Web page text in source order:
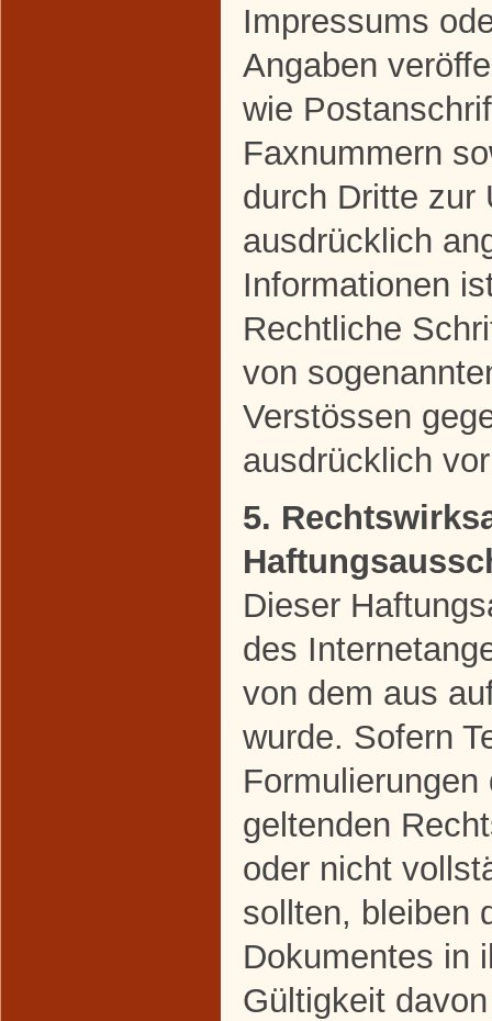
Impressums
Angaben
wie
Faxnummern
durch Dritte zur
ausdrücklich
Informationen
Rechtliche
von
Verstössen
ausdrücklich
5.
Dieser
des
von dem aus
wurde. Sofern
geltenden
oder nicht
sollten, bleiben
Dokumentes in
Gültigkeit